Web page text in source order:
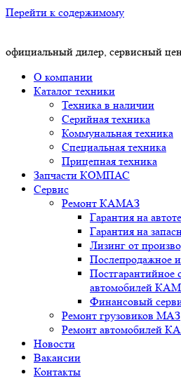
Перейти к содержимому
официальный дилер, сервисный
О компании
Каталог техники
Техника в наличии
Серийная техника
Коммунальная техника
Специальная техника
Прицепная техника
Запчасти КОМПАС
Сервис
Ремонт КАМАЗ
Гарантия на
Гарантия на
Лизинг от
Послепродажное
Постгарантийное
автомобилей
Финансовый
Ремонт грузовиков МАЗ
Ремонт автомобилей
Новости
Вакансии
Контакты